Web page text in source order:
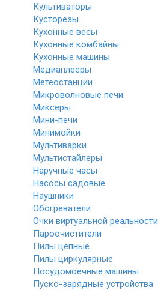
Культиваторы
Кусторезы
Кухонные весы
Кухонные комбайны
Кухонные машины
Медиаплееры
Метеостанции
Микроволновые печи
Миксеры
Мини-печи
Минимойки
Мультиварки
Мультистайлеры
Наручные часы
Насосы садовые
Наушники
Обогреватели
Очки виртуальной реальности
Пароочистители
Пилы цепные
Пилы циркулярные
Посудомоечные машины
Пуско-зарядные устройства